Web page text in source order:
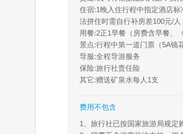
住宿:1晚入住行程中指定酒店
法拼住时需自行补房差100元/
用餐:2正1早餐（房费含早餐、
景点:行程中第一道门票（5A镜
导服:全程导游服务
保险:旅行社责任险
其它:赠送矿泉水每人1支
费用不包含
1、旅行社已按国家旅游局规定